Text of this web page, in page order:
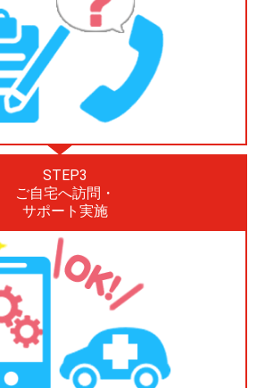
STEP3
ご自宅へ訪問・
サポート実施